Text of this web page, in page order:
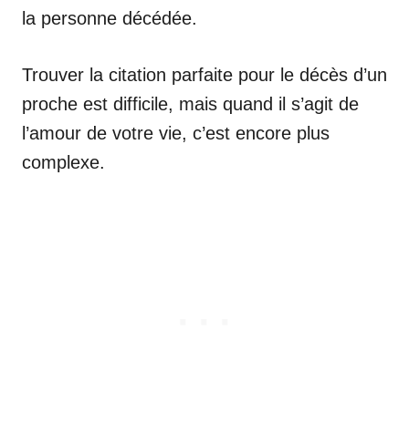
la personne décédée.
Trouver la citation parfaite pour le décès d’un
proche est difficile, mais quand il s’agit de
l’amour de votre vie, c’est encore plus
complexe.